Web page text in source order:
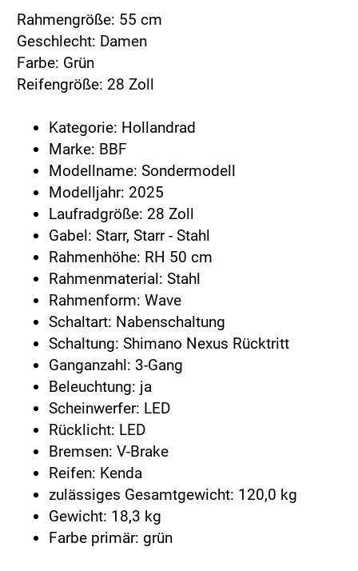
Rahmengröße: 55 cm
Geschlecht: Damen
Farbe: Grün
Reifengröße: 28 Zoll
Kategorie: Hollandrad
Marke: BBF
Modellname: Sondermodell
Modelljahr: 2025
Laufradgröße: 28 Zoll
Gabel: Starr, Starr - Stahl
Rahmenhöhe: RH 50 cm
Rahmenmaterial: Stahl
Rahmenform: Wave
Schaltart: Nabenschaltung
Schaltung: Shimano Nexus Rücktritt
Ganganzahl: 3-Gang
Beleuchtung: ja
Scheinwerfer: LED
Rücklicht: LED
Bremsen: V-Brake
Reifen: Kenda
zulässiges Gesamtgewicht: 120,0 kg
Gewicht: 18,3 kg
Farbe primär: grün